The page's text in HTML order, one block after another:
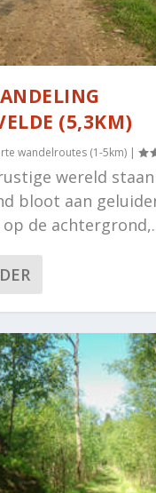
(5,3KM)
wandelroutes (1-5km) |
wereld
bloot aan
de